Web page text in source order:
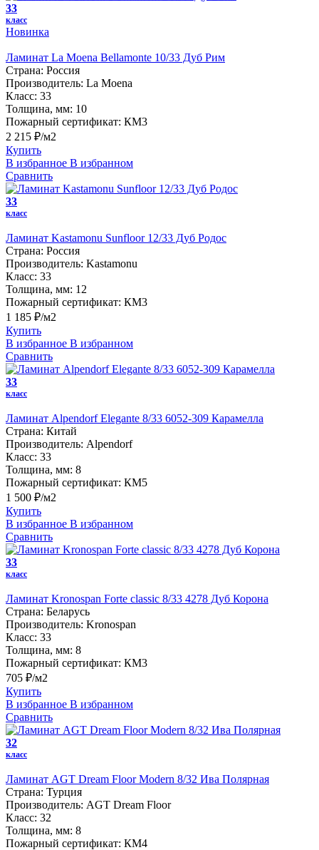
33
класс
Новинка
Ламинат La Moena Bellamonte 10/33 Дуб Рим
Страна: Россия
Производитель: La Moena
Класс: 33
Толщина, мм: 10
Пожарный сертификат: КМ3
2 215 ₽/м2
Купить
В избранное В избранном
Сравнить
33
класс
Ламинат Kastamonu Sunfloor 12/33 Дуб Родос
Страна: Россия
Производитель: Kastamonu
Класс: 33
Толщина, мм: 12
Пожарный сертификат: КМ3
1 185 ₽/м2
Купить
В избранное В избранном
Сравнить
33
класс
Ламинат Alpendorf Elegante 8/33 6052-309 Карамелла
Страна: Китай
Производитель: Alpendorf
Класс: 33
Толщина, мм: 8
Пожарный сертификат: КМ5
1 500 ₽/м2
Купить
В избранное В избранном
Сравнить
33
класс
Ламинат Kronospan Forte classic 8/33 4278 Дуб Корона
Страна: Беларусь
Производитель: Kronospan
Класс: 33
Толщина, мм: 8
Пожарный сертификат: КМ3
705 ₽/м2
Купить
В избранное В избранном
Сравнить
32
класс
Ламинат AGT Dream Floor Modern 8/32 Ива Полярная
Страна: Турция
Производитель: AGT Dream Floor
Класс: 32
Толщина, мм: 8
Пожарный сертификат: КМ4